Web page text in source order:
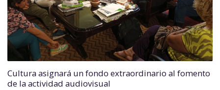
Cultura asignará un fondo extraordinario al fomento
de la actividad audiovisual